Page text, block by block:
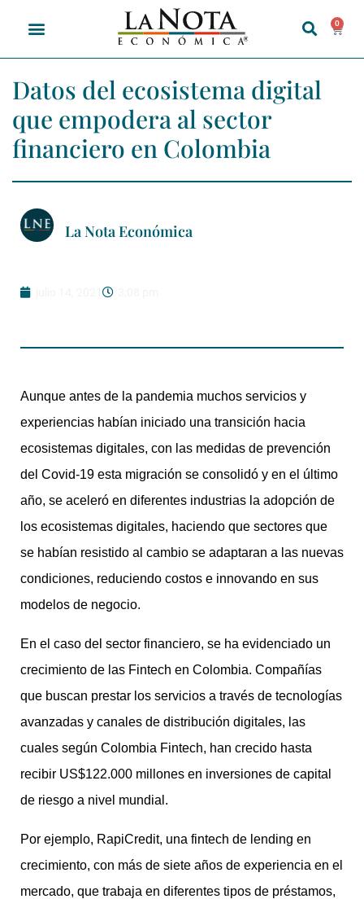
0
Datos del ecosistema digital
que empodera al sector
financiero en Colombia
La Nota Económica
Aunque antes de la pandemia muchos servicios y
experiencias habían iniciado una transición hacia
ecosistemas digitales, con las medidas de prevención
del Covid-19 esta migración se consolidó y en el último
año, se aceleró en diferentes industrias la adopción de
los ecosistemas digitales, haciendo que sectores que
se habían resistido al cambio se adaptaran a las nuevas
condiciones, reduciendo costos e innovando en sus
modelos de negocio.
En el caso del sector financiero, se ha evidenciado un
crecimiento de las Fintech en Colombia. Compañías
que buscan prestar los servicios a través de tecnologías
avanzadas y canales de distribución digitales, las
cuales según Colombia Fintech, han crecido hasta
recibir US$122.000 millones en inversiones de capital
de riesgo a nivel mundial.
Por ejemplo, RapiCredit, una fintech de lending en
crecimiento, con más de siete años de experiencia en el
mercado, que trabaja en diferentes tipos de préstamos,